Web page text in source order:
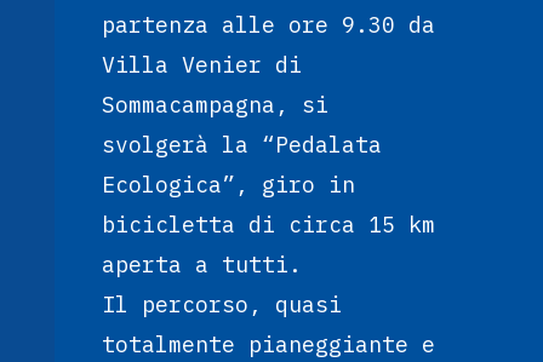
partenza alle ore 9.30 da
Villa Venier di
Sommacampagna, si
svolgerà la “Pedalata
Ecologica”, giro in
bicicletta di circa 15 km
aperta a tutti.
Il percorso, quasi
totalmente pianeggiante e